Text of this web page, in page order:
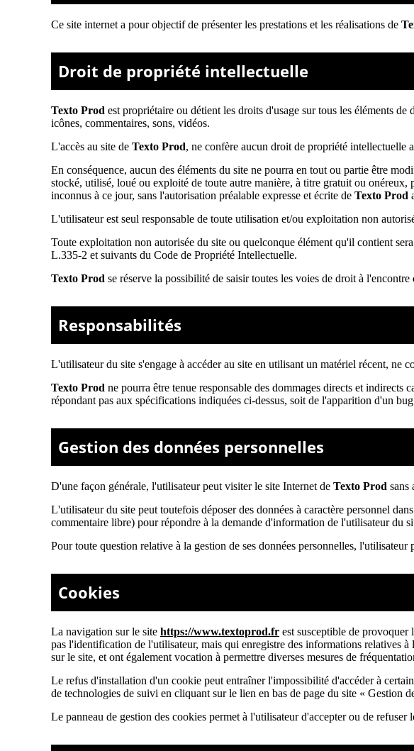
Ce site internet a pour objectif de présenter les prestations et les réalisations de
Droit de propriété intellectuelle
Texto Prod est propriétaire ou détient les droits d'usage sur tous les éléments
icônes, commentaires, sons, vidéos.
L'accès au site de Texto Prod, ne confère aucun droit de propriété intellectuelle
En conséquence, aucun des éléments du site ne pourra en tout ou partie être
stocké, utilisé, loué ou exploité de toute autre manière, à titre gratuit ou
inconnus à ce jour, sans l'autorisation préalable expresse et écrite de Texto Prod
L'utilisateur est seul responsable de toute utilisation et/ou exploitation non
Toute exploitation non autorisée du site ou quelconque élément qu'il contient
L.335-2 et suivants du Code de Propriété Intellectuelle.
Texto Prod se réserve la possibilité de saisir toutes les voies de droit à
Responsabilités
L'utilisateur du site s'engage à accéder au site en utilisant un matériel récent, ne
Texto Prod ne pourra être tenue responsable des dommages directs et
répondant pas aux spécifications indiquées ci-dessus, soit de l'apparition d'un
Gestion des données personnelles
D'une façon générale, l'utilisateur peut visiter le site Internet de Texto Prod sans
L'utilisateur du site peut toutefois déposer des données à caractère personnel
commentaire libre) pour répondre à la demande d'information de l'utilisateur du
Pour toute question relative à la gestion de ses données personnelles, l'utilisateur
Cookies
La navigation sur le site https://www.textoprod.fr est susceptible de
pas l'identification de l'utilisateur, mais qui enregistre des informations relatives
sur le site, et ont également vocation à permettre diverses mesures de
Le refus d'installation d'un cookie peut entraîner l'impossibilité d'accéder à
de technologies de suivi en cliquant sur le lien en bas de page du site « Gestion
Le panneau de gestion des cookies permet à l'utilisateur d'accepter ou de refuser